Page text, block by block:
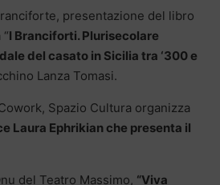
presentazione del libro
I Branciforti. Plurisecolare
del casato in Sicilia tra ‘300 e
Lanza Tomasi.
Spazio Cultura organizza
Laura Ephrikian che presenta il
del Teatro Massimo, “Viva